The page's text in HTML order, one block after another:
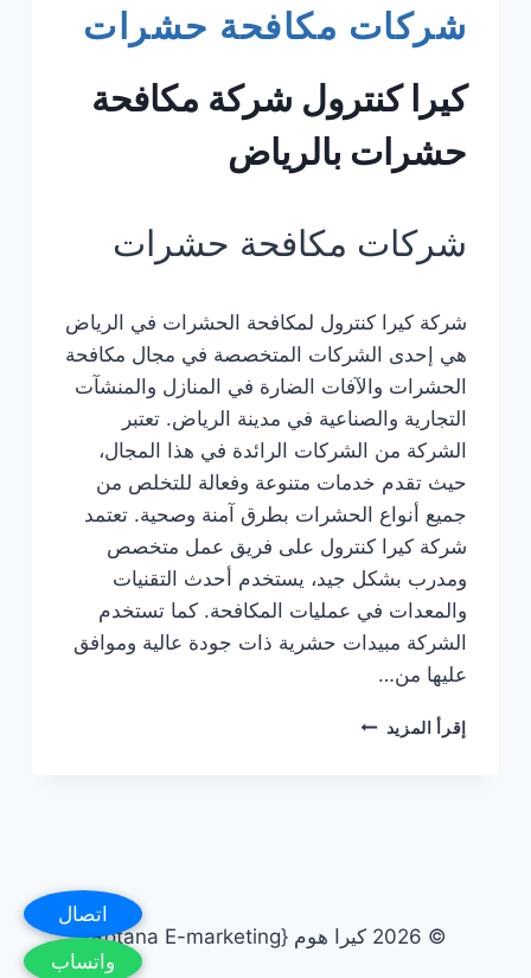
شركات مكافحة حشرات
كيرا كنترول شركة مكافحة
حشرات بالرياض
شركات مكافحة حشرات
شركة كيرا كنترول لمكافحة الحشرات في الرياض
هي إحدى الشركات المتخصصة في مجال مكافحة
الحشرات والآفات الضارة في المنازل والمنشآت
التجارية والصناعية في مدينة الرياض. تعتبر
الشركة من الشركات الرائدة في هذا المجال،
حيث تقدم خدمات متنوعة وفعالة للتخلص من
جميع أنواع الحشرات بطرق آمنة وصحية. تعتمد
شركة كيرا كنترول على فريق عمل متخصص
ومدرب بشكل جيد، يستخدم أحدث التقنيات
والمعدات في عمليات المكافحة. كما تستخدم
الشركة مبيدات حشرية ذات جودة عالية وموافق
عليها من…
إقرأ المزيد كيرا
© 2026 كيرا هوم {Rotana E-marketing}
اتصال
واتساب